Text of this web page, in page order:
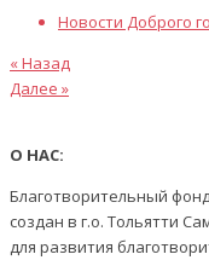
Новости Доброго
Навигация
по
записям
Предыдущая
статья
« Назад
Следующая
Далее »
О НАС:
Благотворительный
создан в г.о. Тольятти
для развития